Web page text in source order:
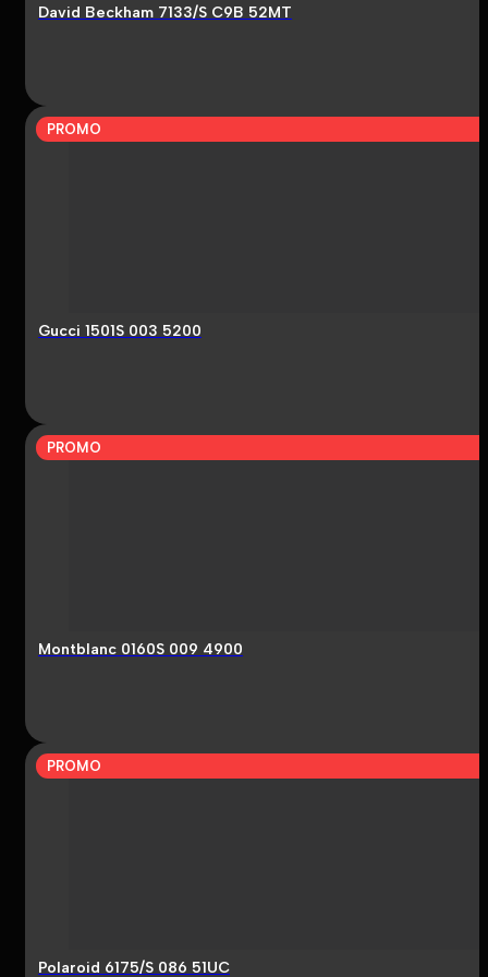
David Beckham 7133/S C9B 52MT
PROMO
Gucci 1501S 003 5200
PROMO
Montblanc 0160S 009 4900
PROMO
Polaroid 6175/S 086 51UC